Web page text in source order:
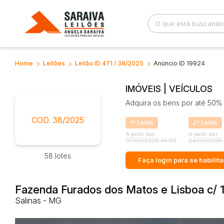
Busca por palavra-chave Categoria
Comitente
Home Leilões Leilão ID 471 / 38/2025 Anúncio ID 19924
COD. 38/2025
58 lotes
IMÓVEIS | VEÍCULOS
Adquira os bens por até
1ª Leilão
A partir das
07/07/2025 14:00
2ª Leilão
A partir das
24/07/2025
Faça login para se
Fazenda Furados dos Matos e Lisboa c/
Salinas - MG